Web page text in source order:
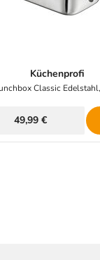
Küchenprofi
Classic
49,99 €